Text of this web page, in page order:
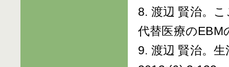
8. 渡辺 賢治。
代替医療の
9. 渡辺 賢治。